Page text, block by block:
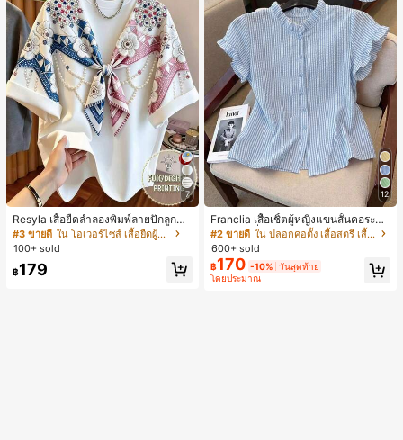
7
Resyla เสื้อยืดลำลองพิมพ์ลายปักลูกปัด
รูปโบว์ขนาดใหญ่สำหรับผู้หญิง
#3 ขายดี
ใน โอเวอร์ไซส์ เสื้อยืดผู้หญิง
100+ sold
฿179
12
Franclia เสื้อเชิ้ตผู้หญิงแขนสั้นคอระบา
ยกระดุมเดี่ยวลายทาง
#2 ขายดี
ใน ปลอกคอตั้ง เสื้อสตรี เสื้อเบลาส์ & Tee
600+ sold
฿170 -10% วันสุดท้าย
โดยประมาณ